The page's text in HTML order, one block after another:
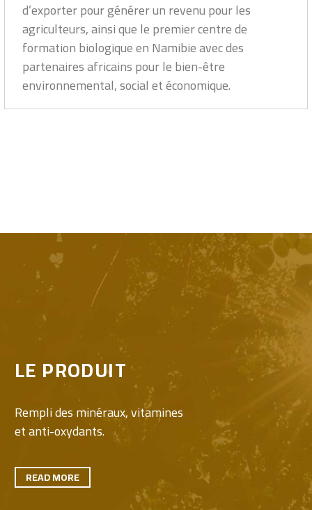
d’exporter pour générer un revenu pour les
agriculteurs, ainsi que le premier centre de
formation biologique en Namibie avec des
partenaires africains pour le bien-être
environnemental, social et économique.
LE PRODUIT
Rempli des minéraux, vitamines
et anti-oxydants.
READ MORE